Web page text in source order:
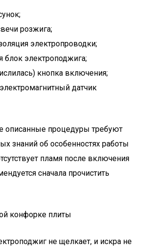
розжига;
электропроводки;
блок электроподжига;
кнопка включения;
датчик
описанные процедуры требуют
знаний об особенностях работы
пламя после включения
сначала прочистить
конфорке плиты
не щелкает, и искра не